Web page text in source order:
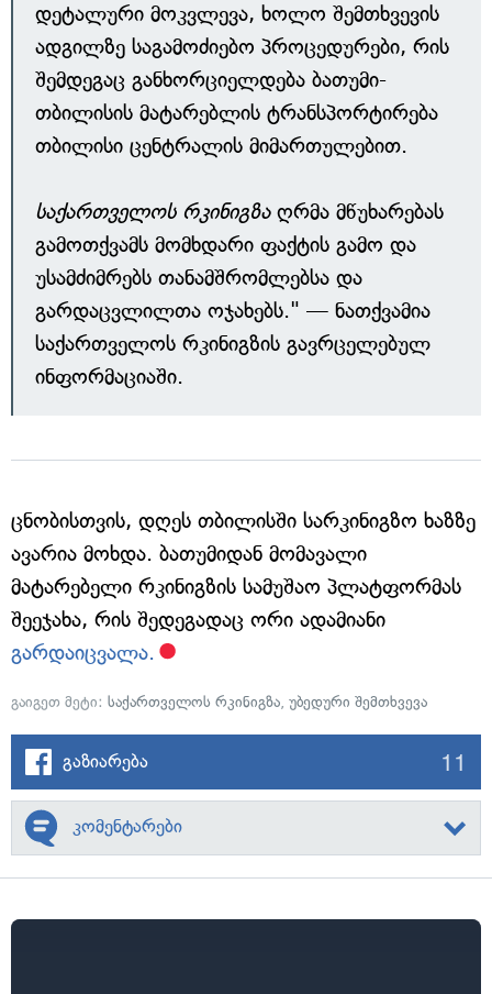
დეტალური მოკვლევა, ხოლო შემთხვევის
ადგილზე საგამოძიებო პროცედურები, რის
შემდეგაც განხორციელდება ბათუმი-
თბილისის მატარებლის ტრანსპორტირება
თბილისი ცენტრალის მიმართულებით.
საქართველოს რკინიგზაღრმა მწუხარებას
გამოთქვამს მომხდარი ფაქტის გამო და
უსამძიმრებს თანამშრომლებსა და
გარდაცვლილთა ოჯახებს." — ნათქვამია
საქართველოს რკინიგზის გავრცელებულ
ინფორმაციაში.
ცნობისთვის, დღეს თბილისში სარკინიგზო ხაზზე
ავარია მოხდა. ბათუმიდან მომავალი
მატარებელი რკინიგზის სამუშაო პლატფორმას
შეეჯახა, რის შედეგადაც ორი ადამიანი
გარდაიცვალა.
გაიგეთ მეტი: საქართველოს რკინიგზა, უბედური შემთხვევა
გაზიარება 11
კომენტარები